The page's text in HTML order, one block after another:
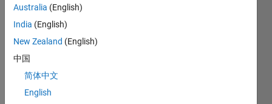
measured
relative
the
bottom
left
corner
Australia (English)
India (English)
New Zealand (English)
中国
简体中文
English